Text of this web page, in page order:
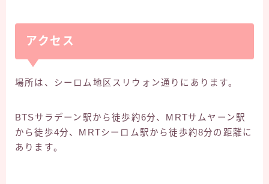
アクセス
場所は、シーロム地区スリウォン通りにあります。
BTSサラデーン駅から徒歩約6分、MRTサムヤーン駅
から徒歩4分、MRTシーロム駅から徒歩約8分の距離に
あります。